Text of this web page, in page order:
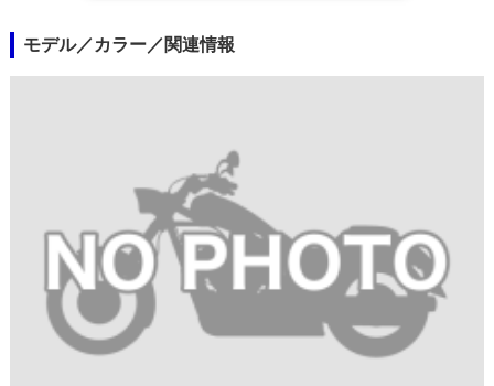
モデル／カラー／関連情報